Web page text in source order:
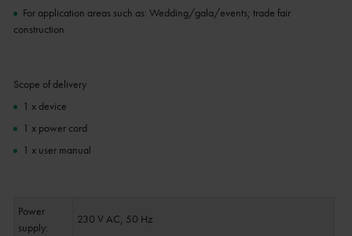
For application areas such as: Wedding/gala/events; trade fair
construction
Scope of delivery
1 x device
1 x power cord
1 x user manual
Power
supply:
230 V AC, 50 Hz